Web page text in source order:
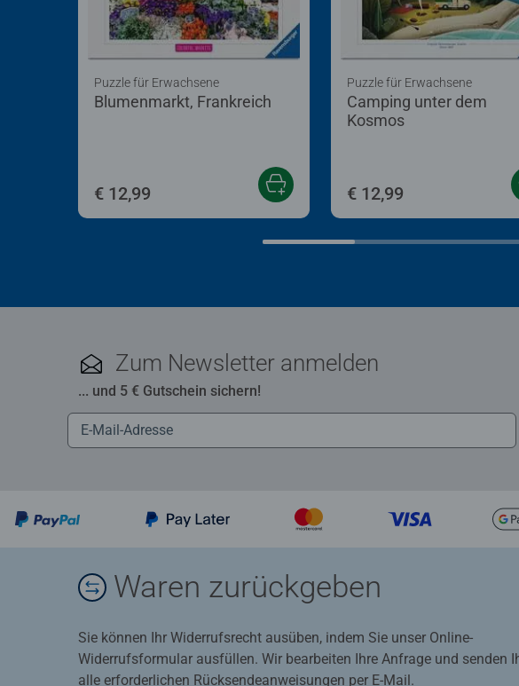
Blumenmarkt, Frankreich
Puzzle für Erwachsene
€ 12,99
Camping unter dem
Kosmos
Puzzle für Erwachsene
€ 12,99
Zum Newsletter anmelden
... und 5 € Gutschein sichern!
Waren zurückgeben
Sie können Ihr Widerrufsrecht ausüben, indem Sie unser Online-
Widerrufsformular ausfüllen. Wir bearbeiten Ihre Anfrage und senden
alle erforderlichen Rücksendeanweisungen per E-Mail.